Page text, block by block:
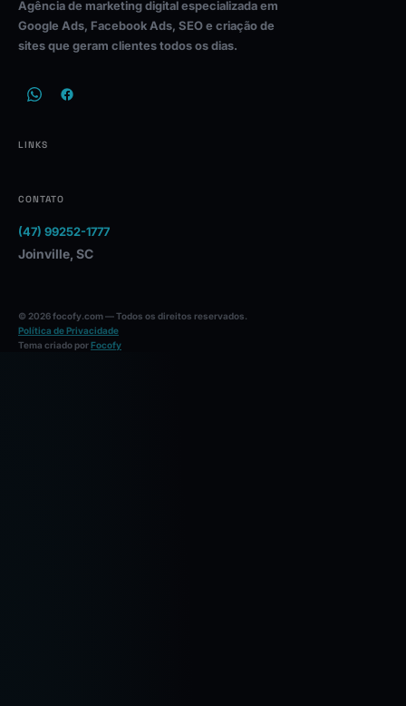
Agência de marketing digital especializada em
Google Ads, Facebook Ads, SEO e criação de
sites que geram clientes todos os dias.
LINKS
CONTATO
(47) 99252-1777
Joinville, SC
© 2026 focofy.com — Todos os direitos reservados.
Política de Privacidade
Tema criado porFocofy